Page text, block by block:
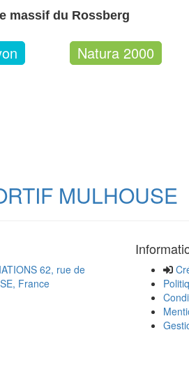
massif du Rossberg
Natura 2000
MULHOUSE
62, rue de
France